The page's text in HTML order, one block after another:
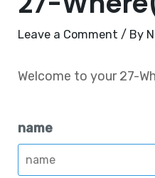
Leave a Comment / By
Welcome to your 27-
name